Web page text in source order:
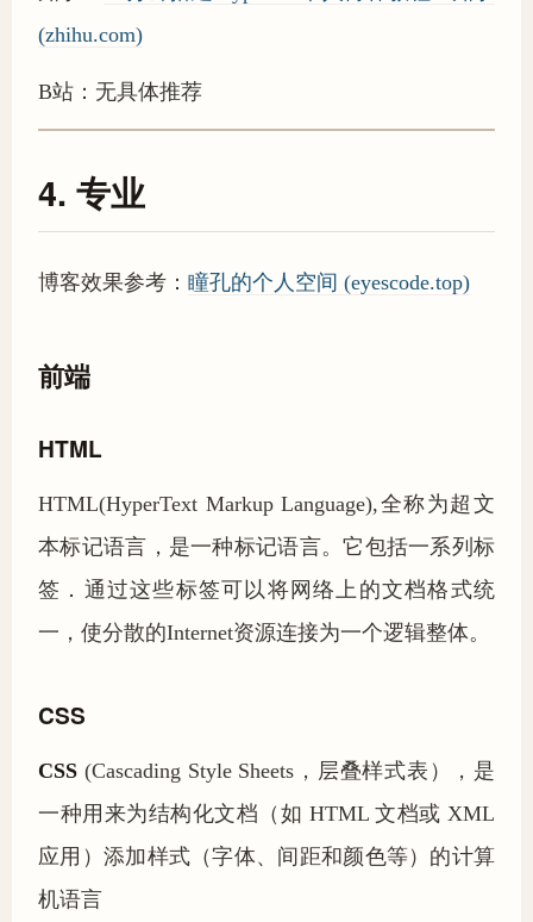
(zhihu.com)
B站：无具体推荐
4. 专业
博客效果参考： 瞳孔的个人空间 (eyescode.top)
前端
HTML
HTML(HyperText Markup Language),全称为超文
本标记语言，是一种标记语言。它包括一系列标
签．通过这些标签可以将网络上的文档格式统
一，使分散的Internet资源连接为一个逻辑整体。
CSS
CSS (Cascading Style Sheets，层叠样式表），是
一种用来为结构化文档（如 HTML 文档或 XML
应用）添加样式（字体、间距和颜色等）的计算
机语言